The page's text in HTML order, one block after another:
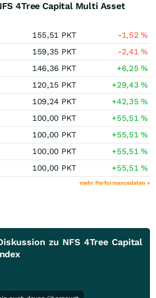
4Tree Capital Multi Asset
155,51 PKT -1,52%
159,35 PKT -2,41%
146,36 PKT +6,25%
120,15 PKT +29,43%
109,24 PKT +42,35%
100,00 PKT +55,51%
100,00 PKT +55,51%
100,00 PKT +55,51%
100,00 PKT +55,51%
mehr Performancedaten »
zu NFS 4Tree Capital